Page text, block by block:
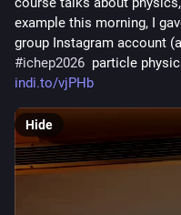
example this morning, I
#ichep2026
particle
indi.to/vjPHb
Hide